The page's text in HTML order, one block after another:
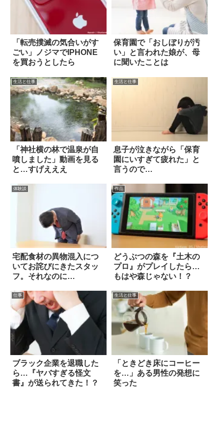
「転売撲滅の気合いがす
ごい」ノジマでIPHONE
を買おうとしたら
保育園で「おしぼりが汚
い」と言われた娘が、母
に聞いたことは
生活と仕事
「神社横の林で温泉が自
噴しました」動画を見る
と…すげえええ
生活と仕事
息子が泣きながら「保育
園にいすぎて疲れた」と
言うので…
体験談
宅配食材の異物混入につ
いてお詫びにきたスタッ
フ。それなのに…
作品
どうぶつの森を『土木の
プロ』がプレイしたら…
もはや森じゃない！？
仕事
ブラック企業を退職した
ら…『ヤバすぎる怪文
書』が送られてきた！？
生活と仕事
「ときどき床にコーヒー
を…」ある男性の発想に
笑った